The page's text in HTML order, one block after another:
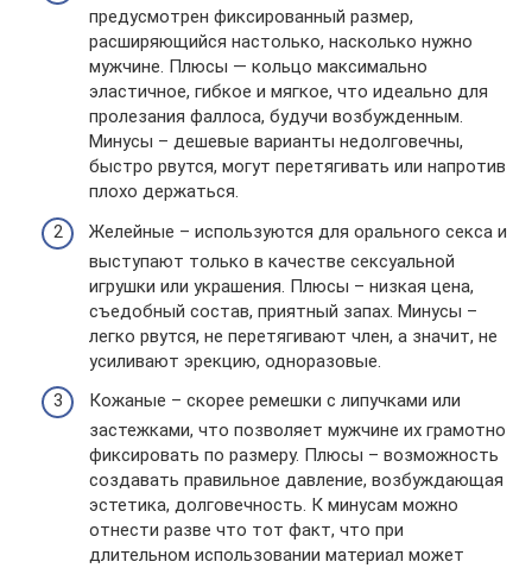
предусмотрен фиксированный размер,
расширяющийся настолько, насколько нужно
мужчине. Плюсы — кольцо максимально
эластичное, гибкое и мягкое, что идеально для
пролезания фаллоса, будучи возбужденным.
Минусы – дешевые варианты недолговечны,
быстро рвутся, могут перетягивать или напротив
плохо держаться.
Желейные – используются для орального секса и
выступают только в качестве сексуальной
игрушки или украшения. Плюсы – низкая цена,
съедобный состав, приятный запах. Минусы –
легко рвутся, не перетягивают член, а значит, не
усиливают эрекцию, одноразовые.
Кожаные – скорее ремешки с липучками или
застежками, что позволяет мужчине их грамотно
фиксировать по размеру. Плюсы – возможность
создавать правильное давление, возбуждающая
эстетика, долговечность. К минусам можно
отнести разве что тот факт, что при
длительном использовании материал может